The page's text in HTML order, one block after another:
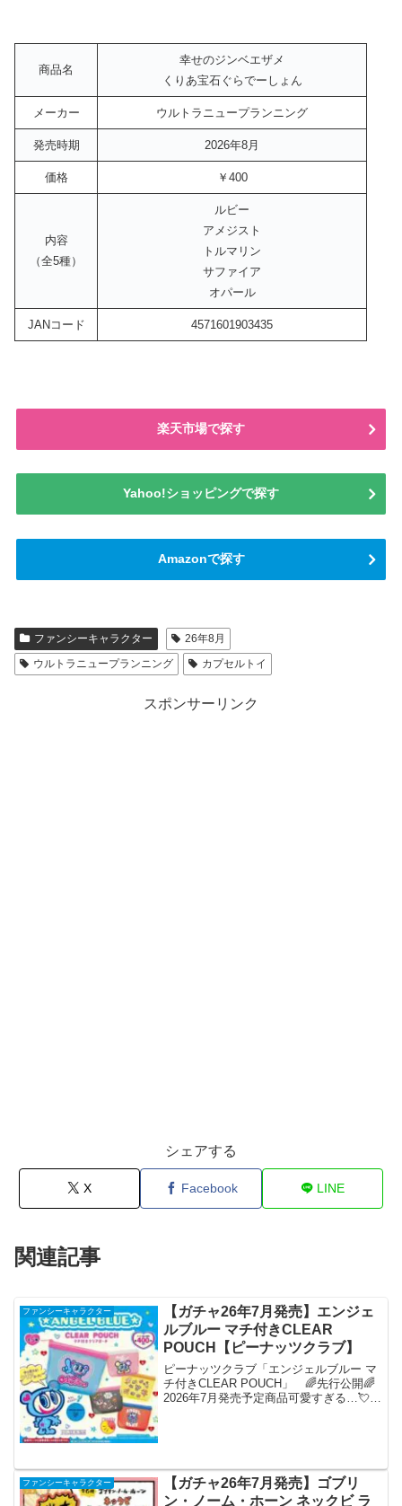
商品名
幸せのジンベエザメ
くりあ宝石ぐらでーしょん
メーカー ウルトラニュープランニング
発売時期 2026年8月
価格 ￥400
内容
（全5種）
ルビー
アメジスト
トルマリン
サファイア
オパール
JANコード 4571601903435
楽天市場で探す
Yahoo!ショッピングで探す
Amazonで探す
ファンシーキャラクター
26年8月
ウルトラニュープランニング
カプセルトイ
スポンサーリンク
シェアする
X Facebook LINE
関連記事
ファンシーキャラクター
【ガチャ26年7月発売】エンジェ
ルブルー マチ付きCLEAR
POUCH【ピーナッツクラブ】
ピーナッツクラブ「エンジェルブルー マ
チ付きCLEAR POUCH」 🌈先行公開🌈
2026年7月発売予定商品可愛すぎる…💘
ファンシーキャラクター
【ガチャ26年7月発売】ゴブリ
ン・ノーム・ホーン ネックビ ラ